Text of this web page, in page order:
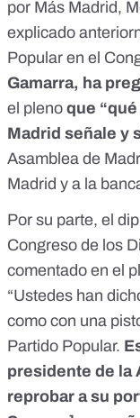
por Más Madrid,
explicado
Popular en el
Gamarra, ha
el pleno que
Madrid señale y
Asamblea de
Madrid y a la
Por su parte, el
Congreso de los
comentado en el
“Ustedes han
como con una
Partido Popular.
presidente de la
reprobar a su